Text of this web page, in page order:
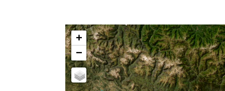
+
−